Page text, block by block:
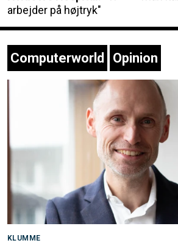
arbejder på højtryk"
Computerworld Opinion
KLUMME